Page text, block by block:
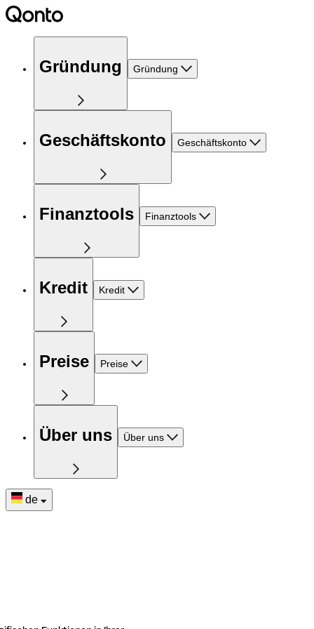
Gründung Gründung
Geschäftskonto Geschäftskonto
Finanztools Finanztools
Kredit Kredit
Preise Preise
Über uns Über uns
de